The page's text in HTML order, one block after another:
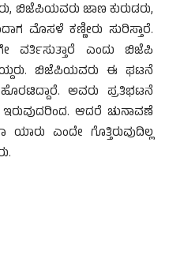
ಬಿಜೆಪಿಯವರು ಜಾಣ ಕುರುಡರು,
ಮೊಸಳೆ ಕಣ್ಣೀರು ಸುರಿಸ್ತಾರೆ.
ವರ್ತಿಸುತ್ತಾರೆ ಎಂದು ಬಿಜೆಪಿ
ಬಿಜೆಪಿಯವರು ಈ ಘಟನೆ
ಅವರು ಪ್ರತಿಭಟನೆ
ಆದರೆ ಚುನಾವಣೆ
ಎಂದೇ ಗೊತ್ತಿರುವುದಿಲ್ಲ